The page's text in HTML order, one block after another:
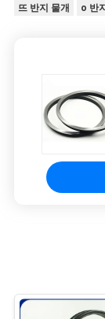
뜨 반지 물개 o 반